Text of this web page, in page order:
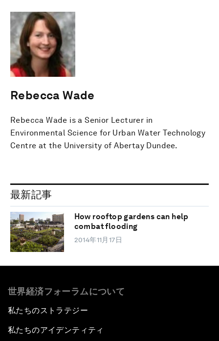
Rebecca Wade
Rebecca Wade is a Senior Lecturer in
Environmental Science for Urban Water Technology
Centre at the University of Abertay Dundee.
最新記事
How rooftop gardens can help
combat flooding
2014年11月17日
世界経済フォーラムについて
私たちのストラテジー
私たちのアイデンティティ